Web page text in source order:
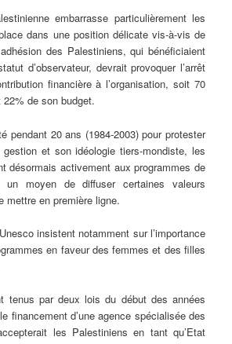
embarrasse particulièrement les
dans une position délicate vis-à-vis de
des Palestiniens, qui bénéficiaient
d’observateur, devrait provoquer l’arrêt
financière à l’organisation, soit 70
de son budget.
pendant 20 ans (1984-2003) pour protester
et son idéologie tiers-mondiste, les
désormais activement aux programmes de
un moyen de diffuser certaines valeurs
mettre en première ligne.
insistent notamment sur l’importance
en faveur des femmes et des filles
tenus par deux lois du début des années
financement d’une agence spécialisée des
les Palestiniens en tant qu’Etat